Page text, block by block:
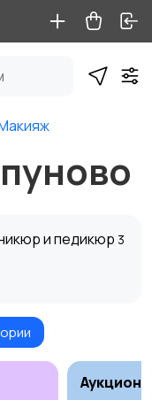
и педикюр 3
Аукционы